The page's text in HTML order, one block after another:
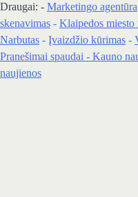
Draugai: - Marketingo agentūra
skenavimas - Klaipedos miesto
Narbutas - Įvaizdžio kūrimas -
Pranešimai spaudai - Kauno
naujienos